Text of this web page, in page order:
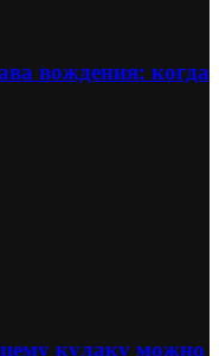
вождения: когда
кулаку можно